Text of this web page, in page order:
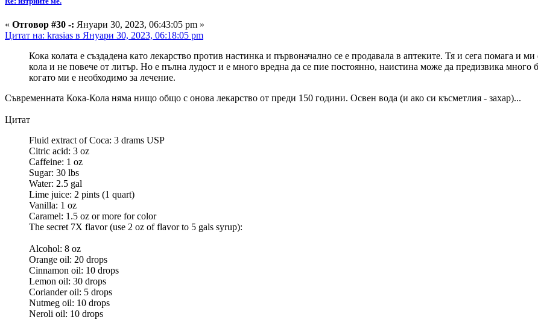
« Отговор #30 -: Януари 30, 2023, 06:43:05 pm »
Цитат на: krasias в Януари 30, 2023, 06:18:05 pm
Кока колата е създадена като лекарство против настинка и първоначално се е продавала в аптеките. Тя и сега помага и
кола и не повече от литър. Но е пълна лудост и е много вредна да се пие постоянно, наистина може да предизвика много
когато ми е необходимо за лечение.
Съвременната Кока-Кола няма нищо общо с онова лекарство от преди 150 години. Освен вода (и ако си късметлия - захар)...
Цитат
Fluid extract of Coca: 3 drams USP
Citric acid: 3 oz
Caffeine: 1 oz
Sugar: 30 lbs
Water: 2.5 gal
Lime juice: 2 pints (1 quart)
Vanilla: 1 oz
Caramel: 1.5 oz or more for color
The secret 7X flavor (use 2 oz of flavor to 5 gals syrup):
Alcohol: 8 oz
Orange oil: 20 drops
Cinnamon oil: 10 drops
Lemon oil: 30 drops
Coriander oil: 5 drops
Nutmeg oil: 10 drops
Neroli oil: 10 drops